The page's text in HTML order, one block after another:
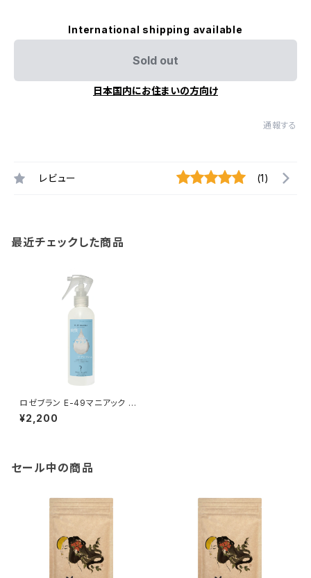
International shipping available
Sold out
日本国内にお住まいの方向け
通報する
レビュー (1)
最近チェックした商品
ロゼブラン E-49マニアック 水
のいらないシャンプー
¥2,200
セール中の商品